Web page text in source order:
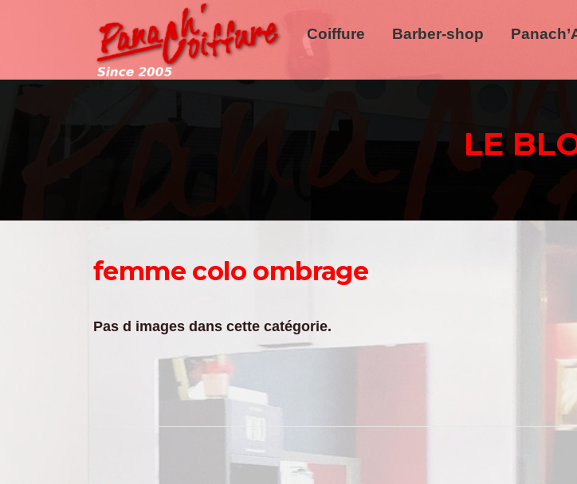
Coiffure Barber-shop
LE
femme colo ombrage
Pas d images dans cette catégorie.